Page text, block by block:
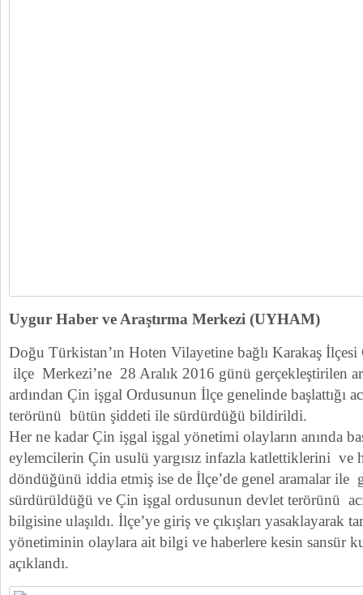
Uygur Haber ve Araştırma Merkezi (UYHAM)
Doğu Türkistan’ın Hoten Vilayetine bağlı Karakaş
ilçe Merkezi’ne 28 Aralık 2016 günü gerçekleştirilen
ardından Çin işgal Ordusunun İlçe genelinde başlattığı
terörünü bütün şiddeti ile sürdürdüğü bildirildi.
Her ne kadar Çin işgal işgal yönetimi olayların anında
eylemcilerin Çin usulü yargısız infazla katlettiklerini ve
döndüğünü iddia etmiş ise de İlçe’de genel aramalar ile
sürdürüldüğü ve Çin işgal ordusunun devlet terörünü
bilgisine ulaşıldı. İlçe’ye giriş ve çıkışları yasaklayarak
yönetiminin olaylara ait bilgi ve haberlere kesin sansür
açıklandı.